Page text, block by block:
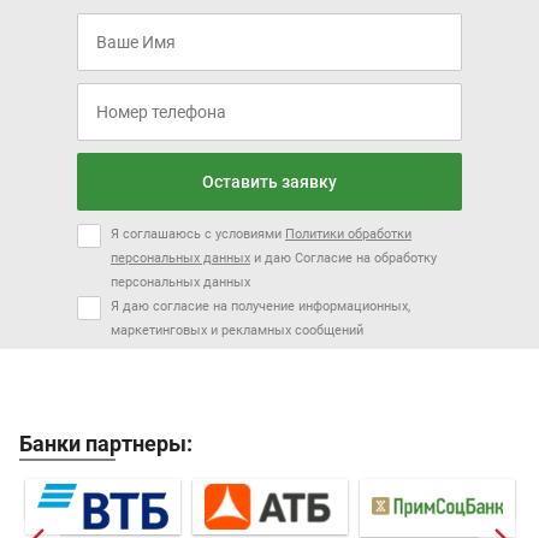
Оставить заявку
Я соглашаюсь с условиями Политики обработки
персональных данных и даю Согласие на обработку
персональных данных
Я даю согласие на получение информационных,
маркетинговых и рекламных сообщений
Банки партнеры: